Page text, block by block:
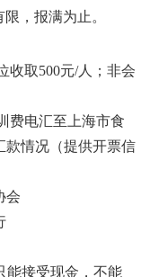
，报满为止。
取500元/人；非会
电汇至上海市食
款情况（提供开票信
会
接受现金，不能